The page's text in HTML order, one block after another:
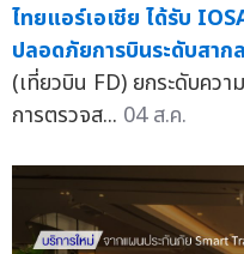
ไทยแอร์เอเชีย ได้รับ
ปลอดภัยการบินระดับสากล
(เที่ยวบิน FD) ยกระดับคว
การตรวจส... 04 ส.ค.